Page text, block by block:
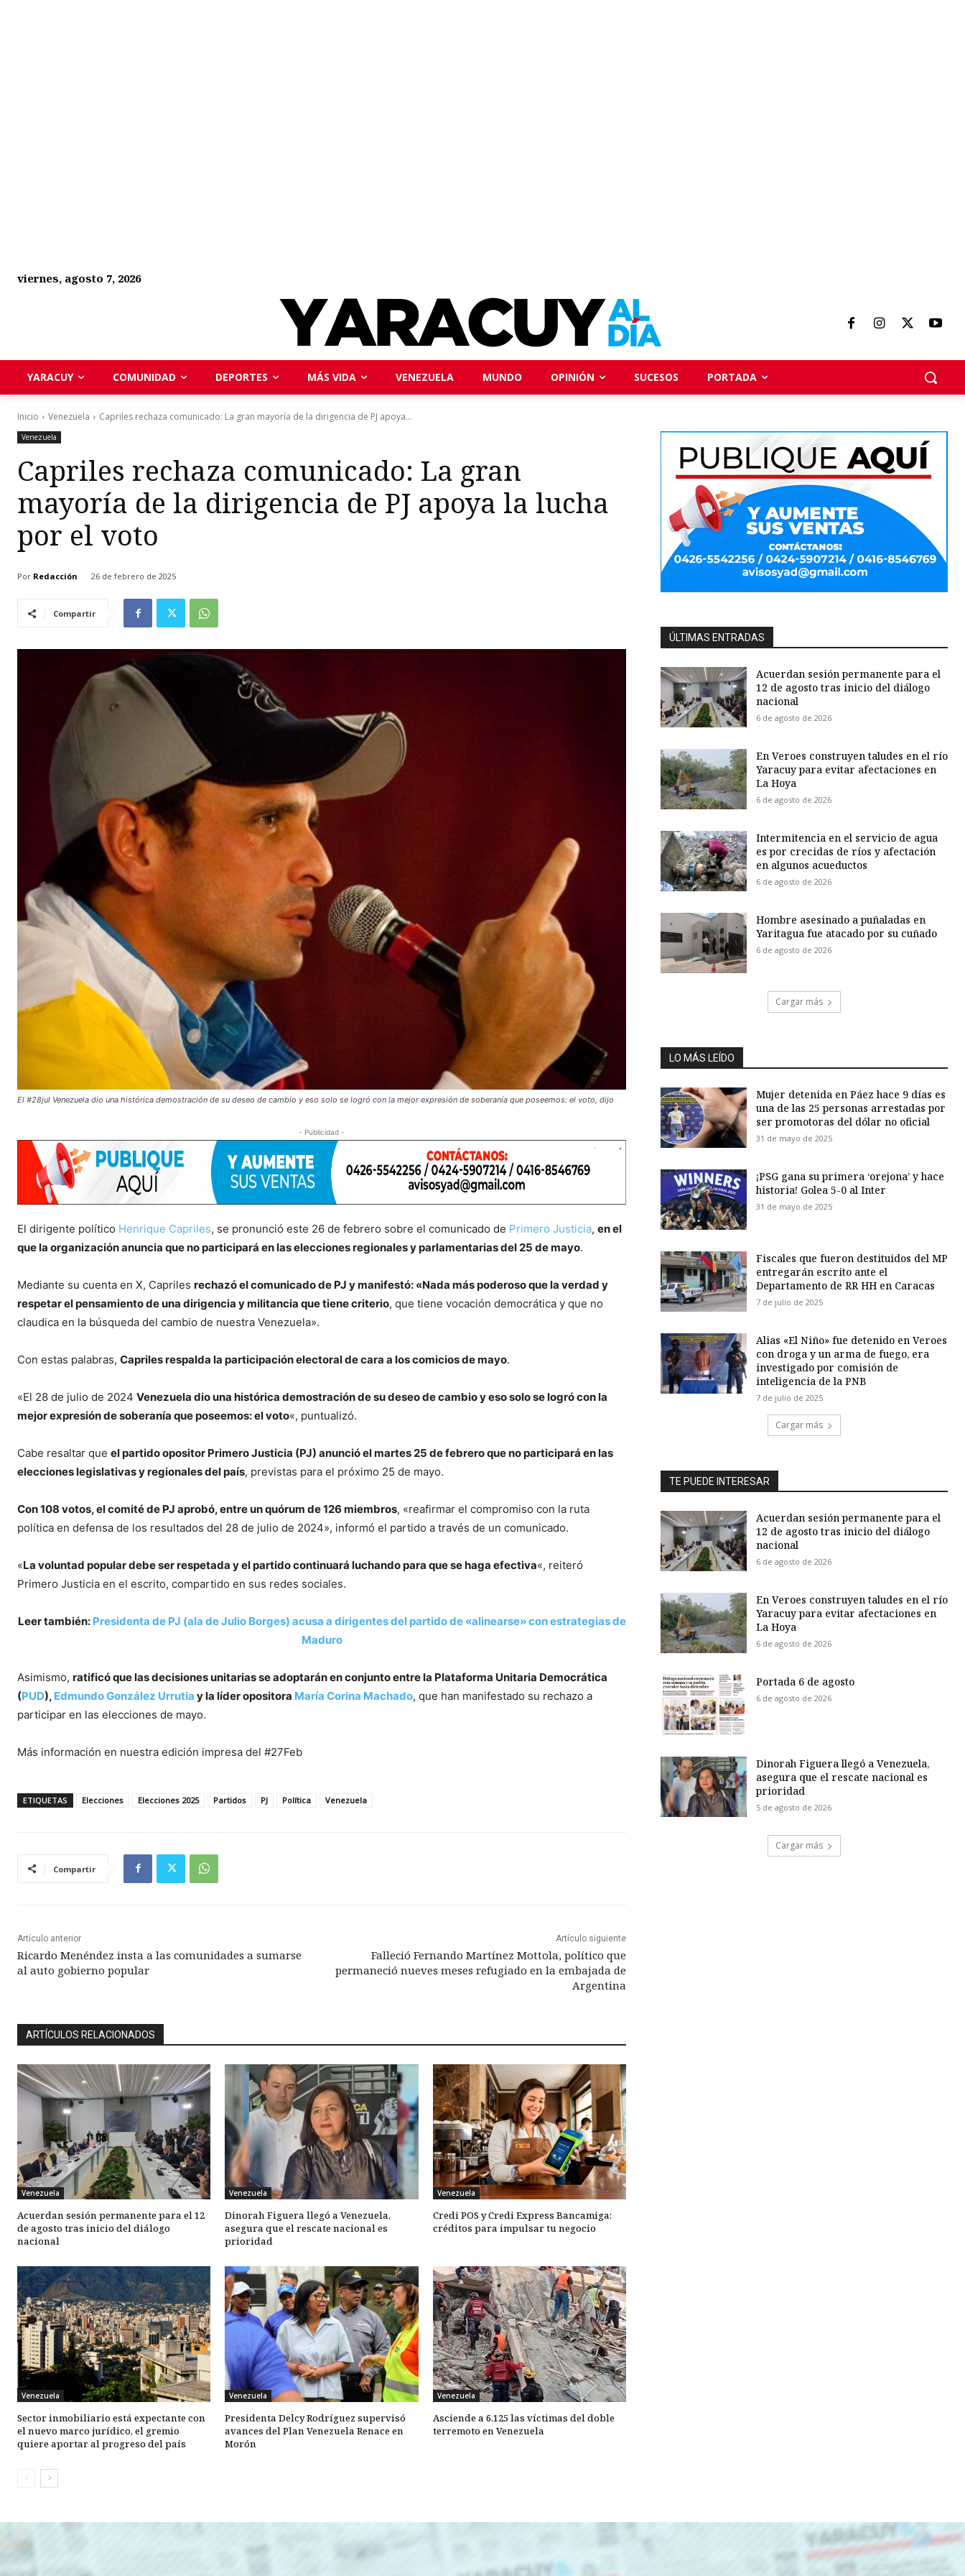
viernes, agosto 7, 2026
YARACUY COMUNIDAD DEPORTES MÁS VIDA VENEZUELA MUNDO OPINIÓN SUCESOS PORTADA
Inicio Venezuela Capriles rechaza comunicado: La gran mayoría de la dirigencia de PJ apoya...
Venezuela
Capriles rechaza comunicado: La gran
mayoría de la dirigencia de PJ apoya la lucha
por el voto
Por Redacción 26 de febrero de 2025
Compartir
El #28jul Venezuela dio una histórica demostración de su deseo de cambio y eso solo se logró con la mejor expresión de soberanía que poseemos: el voto, dijo
- Publicidad -
El dirigente político Henrique Capriles, se pronunció este 26 de febrero sobre el comunicado de Primero Justicia, en el
que la organización anuncia que no participará en las elecciones regionales y parlamentarias del 25 de mayo.
Mediante su cuenta en X, Capriles rechazó el comunicado de PJ y manifestó: «Nada más poderoso que la verdad y
respetar el pensamiento de una dirigencia y militancia que tiene criterio, que tiene vocación democrática y que no
claudica en la búsqueda del cambio de nuestra Venezuela».
Con estas palabras, Capriles respalda la participación electoral de cara a los comicios de mayo.
«El 28 de julio de 2024 Venezuela dio una histórica demostración de su deseo de cambio y eso solo se logró con la
mejor expresión de soberanía que poseemos: el voto«, puntualizó.
Cabe resaltar que el partido opositor Primero Justicia (PJ) anunció el martes 25 de febrero que no participará en las
elecciones legislativas y regionales del país, previstas para el próximo 25 de mayo.
Con 108 votos, el comité de PJ aprobó, entre un quórum de 126 miembros, «reafirmar el compromiso con la ruta
política en defensa de los resultados del 28 de julio de 2024», informó el partido a través de un comunicado.
«La voluntad popular debe ser respetada y el partido continuará luchando para que se haga efectiva«, reiteró
Primero Justicia en el escrito, compartido en sus redes sociales.
Leer también: Presidenta de PJ (ala de Julio Borges) acusa a dirigentes del partido de «alinearse» con estrategias de
Maduro
Asimismo, ratificó que las decisiones unitarias se adoptarán en conjunto entre la Plataforma Unitaria Democrática
(PUD), Edmundo González Urrutia y la líder opositora María Corina Machado, que han manifestado su rechazo a
participar en las elecciones de mayo.
Más información en nuestra edición impresa del #27Feb
ETIQUETAS Elecciones Elecciones 2025 Partidos PJ Política Venezuela
Compartir
Artículo anterior
Ricardo Menéndez insta a las comunidades a sumarse
al auto gobierno popular
Artículo siguiente
Falleció Fernando Martínez Mottola, político que
permaneció nueves meses refugiado en la embajada de
Argentina
ARTÍCULOS RELACIONADOS
Venezuela
Acuerdan sesión permanente para el 12
de agosto tras inicio del diálogo
nacional
Venezuela
Dinorah Figuera llegó a Venezuela,
asegura que el rescate nacional es
prioridad
Venezuela
Credi POS y Credi Express Bancamiga:
créditos para impulsar tu negocio
Venezuela
Sector inmobiliario está expectante con
el nuevo marco jurídico, el gremio
quiere aportar al progreso del país
Venezuela
Presidenta Delcy Rodríguez supervisó
avances del Plan Venezuela Renace en
Morón
Venezuela
Asciende a 6.125 las víctimas del doble
terremoto en Venezuela
ÚLTIMAS ENTRADAS
Acuerdan sesión permanente para el
12 de agosto tras inicio del diálogo
nacional
6 de agosto de 2026
En Veroes construyen taludes en el río
Yaracuy para evitar afectaciones en
La Hoya
6 de agosto de 2026
Intermitencia en el servicio de agua
es por crecidas de ríos y afectación
en algunos acueductos
6 de agosto de 2026
Hombre asesinado a puñaladas en
Yaritagua fue atacado por su cuñado
6 de agosto de 2026
Cargar más
LO MÁS LEÍDO
Mujer detenida en Páez hace 9 días es
una de las 25 personas arrestadas por
ser promotoras del dólar no oficial
31 de mayo de 2025
¡PSG gana su primera ‘orejona’ y hace
historia! Golea 5-0 al Inter
31 de mayo de 2025
Fiscales que fueron destituidos del MP
entregarán escrito ante el
Departamento de RR HH en Caracas
7 de julio de 2025
Alias «El Niño» fue detenido en Veroes
con droga y un arma de fuego, era
investigado por comisión de
inteligencia de la PNB
7 de julio de 2025
Cargar más
TE PUEDE INTERESAR
Acuerdan sesión permanente para el
12 de agosto tras inicio del diálogo
nacional
6 de agosto de 2026
En Veroes construyen taludes en el río
Yaracuy para evitar afectaciones en
La Hoya
6 de agosto de 2026
Portada 6 de agosto
6 de agosto de 2026
Dinorah Figuera llegó a Venezuela,
asegura que el rescate nacional es
prioridad
5 de agosto de 2026
Cargar más